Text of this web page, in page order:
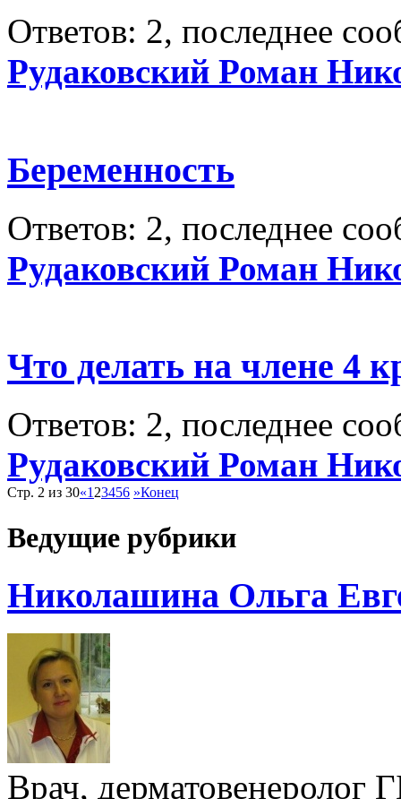
Ответов: 2, последнее
Рудаковский Роман
Беременность
Ответов: 2, последнее
Рудаковский Роман
Что делать на члене 4
Ответов: 2, последнее
Рудаковский Роман
Стр. 2 из 30«1 23456 »Конец
Ведущие рубрики
Николашина Ольга
Врач, дерматовенеролог